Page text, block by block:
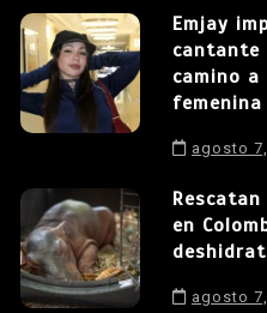
Emjay
cantante
camino a
femenina
agosto
en
agosto